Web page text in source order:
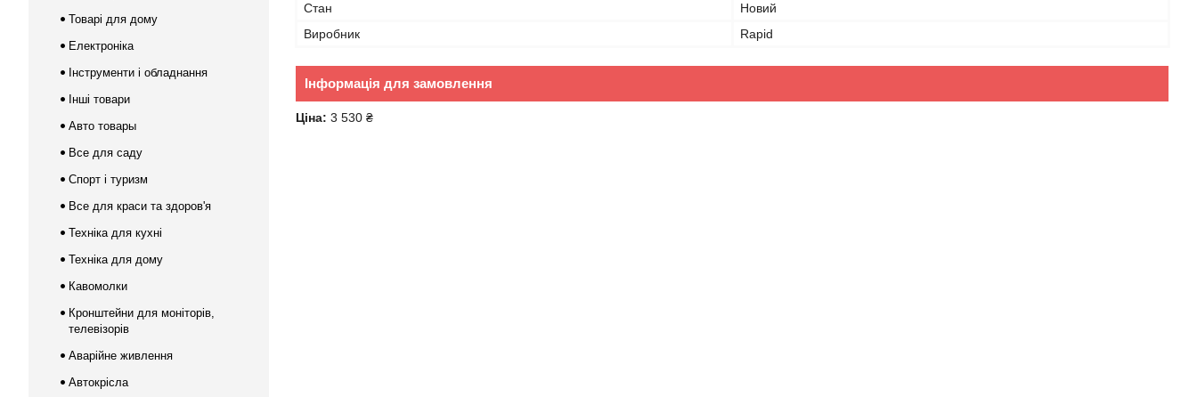
Стан
Новий
Виробник
Rapid
Інформація для замовлення
Ціна: 3 530 ₴
Товарі для дому
Електроніка
Інструменти і обладнання
Інші товари
Авто товары
Все для саду
Спорт і туризм
Все для краси та здоров'я
Техніка для кухні
Техніка для дому
Кавомолки
Кронштейни для моніторів,
телевізорів
Аварійне живлення
Автокрісла